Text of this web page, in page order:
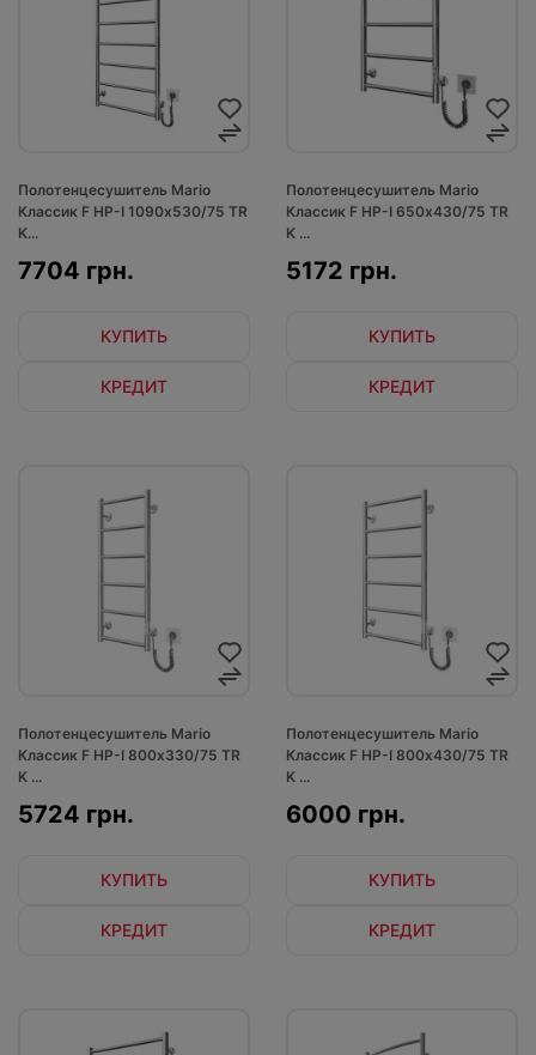
Полотенцесушитель Mario
Классик F НР-I 1090х530/75 TR
K...
7704 грн.
КУПИТЬ
КРЕДИТ
Полотенцесушитель Mario
Классик F НР-I 650х430/75 TR
K ...
5172 грн.
КУПИТЬ
КРЕДИТ
Полотенцесушитель Mario
Классик F НР-I 800х330/75 TR
K ...
5724 грн.
КУПИТЬ
КРЕДИТ
Полотенцесушитель Mario
Классик F НР-I 800х430/75 TR
K ...
6000 грн.
КУПИТЬ
КРЕДИТ